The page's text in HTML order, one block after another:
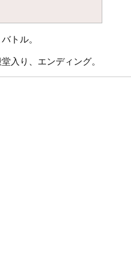
トル。
入り、エンディング。